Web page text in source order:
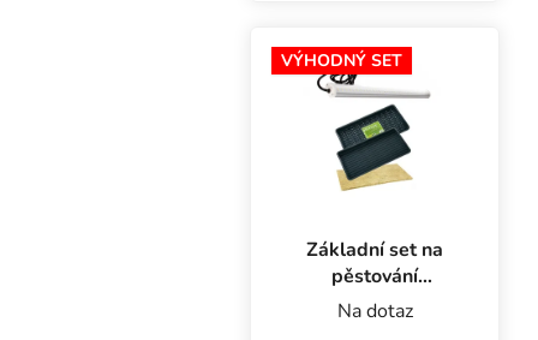
pokoji. LED osvětlení s
teplotou chromatičnosti
6400K...
VÝHODNÝ SET
Základní set na
pěstování
microgreens s LED
Na dotaz